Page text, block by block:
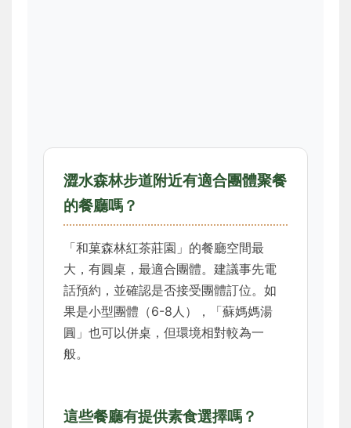
澀水森林步道附近有適合團體聚餐
的餐廳嗎？
「和菓森林紅茶莊園」的餐廳空間最
大，有圓桌，最適合團體。建議事先電
話預約，並確認是否接受團體訂位。如
果是小型團體（6-8人），「蘇媽媽湯
圓」也可以併桌，但環境相對較為一
般。
這些餐廳有提供素食選擇嗎？